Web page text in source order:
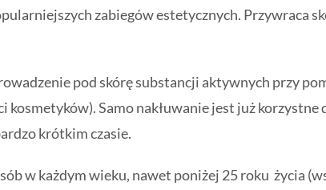
zabiegów estetycznych. Przywraca
pod skórę substancji aktywnych przy
kosmetyków). Samo nakłuwanie jest już
krótkim czasie.
w każdym wieku, nawet poniżej 25 roku życia